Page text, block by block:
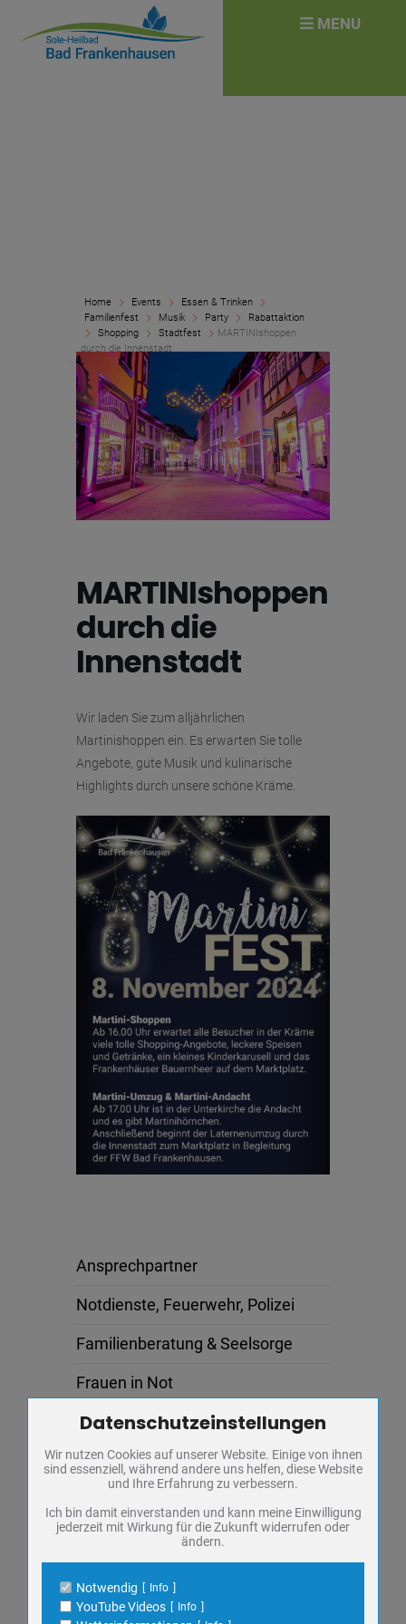
Home Events
Essen & Trinken
Familienfest
Musik Party
Rabattaktion
Shopping
Stadtfest
MARTINIshoppen
durch die Innenstadt
MARTINIshoppen
durch die
Innenstadt
Wir laden Sie zum alljährlichen
Martinishoppen ein. Es erwarten Sie tolle
Angebote, gute Musik und kulinarische
Highlights durch unsere schöne Kräme.
Ansprechpartner
Notdienste, Feuerwehr, Polizei
Familienberatung & Seelsorge
Frauen in Not
Fundbüro
Ausschreibungen
Veranstaltungen
AUG.
ÖFFENTLICHE STADTFÜHRUNG
for:
Zum Betrieb der Seite notwendige Cookies / Drittanbieter:
Name
PHP Session Cookie
Anbieter
Eigentümer dieser Website
Schutz
Cookie Name
PHPSESSID, fe_typo_user
Name
Cookiespeicherung Entscheidungscookie
Anbieter
Eigentümer dieser Website
Datenschutzeinstellungen
Wir nutzen Cookies auf unserer Website. Einige von ihnen
sind essenziell, während andere uns helfen, diese Website
und Ihre Erfahrung zu verbessern.
Ich bin damit einverstanden und kann meine Einwilligung
jederzeit mit Wirkung für die Zukunft widerrufen oder
ändern.
Notwendig Info
YouTube Videos Info